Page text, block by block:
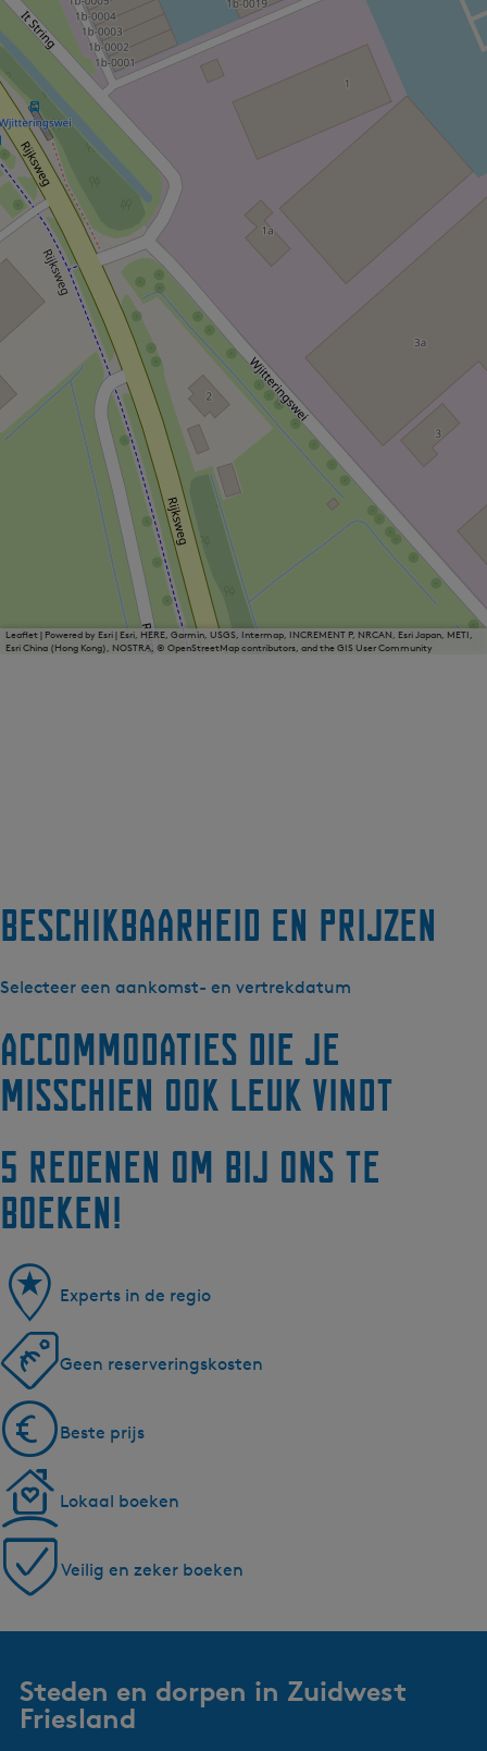
Leaflet| Powered by Esri | Esri, HERE, Garmin, USGS, Intermap, INCREMENT P, NRCAN, Esri Japan, METI,
Esri China (Hong Kong), NOSTRA, © OpenStreetMap contributors, and the GIS User Community
Beschikbaarheid en prijzen
Selecteer een aankomst- en vertrekdatum
Accommodaties die je
misschien ook leuk vindt
5 redenen om bij ons te
boeken!
Experts in de regio
Geen reserveringskosten
Beste prijs
Lokaal boeken
Veilig en zeker boeken
Steden en dorpen in Zuidwest
Friesland